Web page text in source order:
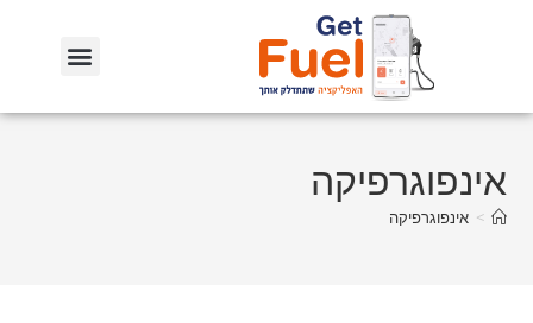
אינפוגרפיקה
> אינפוגרפיקה